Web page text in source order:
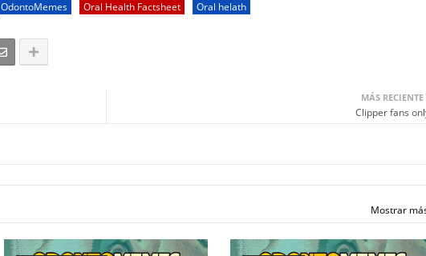
OdontoMemes Oral Health Factsheet Oral helath
MÁS RECIENTE
Clipper fans
Mostrar